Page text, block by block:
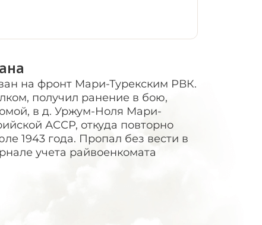
на фронт Мари-Турекским РВК.
получил ранение в бою,
в д. Уржум-Ноля Мари-
АССР, откуда повторно
1943 года. Пропал без вести в
учета райвоенкомата